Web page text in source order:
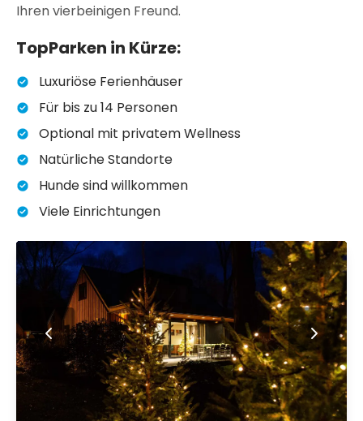
Ihren vierbeinigen Freund.
TopParken in Kürze:
Luxuriöse Ferienhäuser
Für bis zu 14 Personen
Optional mit privatem Wellness
Natürliche Standorte
Hunde sind willkommen
Viele Einrichtungen